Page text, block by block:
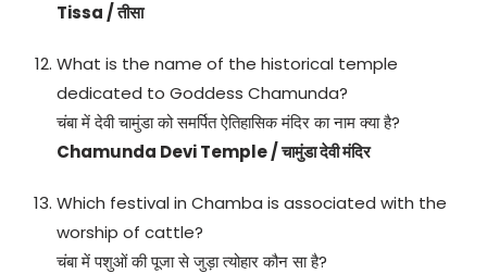
Tissa / तीसा
What is the name of the historical temple
dedicated to Goddess Chamunda?
चंबा में देवी चामुंडा को समर्पित ऐतिहासिक मंदिर का नाम क्या है?
Chamunda Devi Temple / चामुंडा देवी मंदिर
Which festival in Chamba is associated with the
worship of cattle?
चंबा में पशुओं की पूजा से जुड़ा त्योहार कौन सा है?